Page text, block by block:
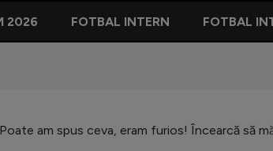
2026 FOTBAL INTERN FOTBAL
am spus ceva, eram furios! Încearcă să